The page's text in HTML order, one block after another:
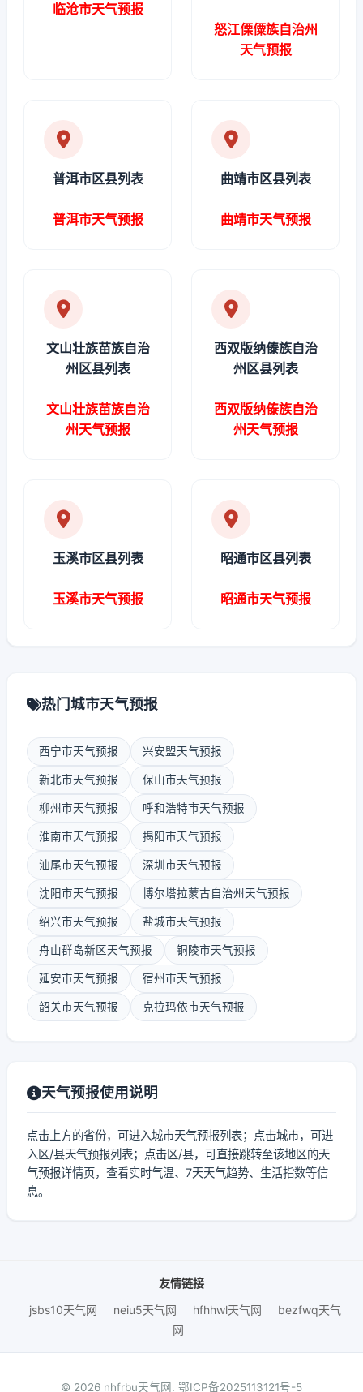
临沧市天气预报
怒江傈僳族自治州
天气预报
普洱市区县列表
普洱市天气预报
曲靖市区县列表
曲靖市天气预报
文山壮族苗族自治
州区县列表
文山壮族苗族自治
州天气预报
西双版纳傣族自治
州区县列表
西双版纳傣族自治
州天气预报
玉溪市区县列表
玉溪市天气预报
昭通市区县列表
昭通市天气预报
热门城市天气预报
西宁市天气预报 兴安盟天气预报
新北市天气预报 保山市天气预报
柳州市天气预报 呼和浩特市天气预报
淮南市天气预报 揭阳市天气预报
汕尾市天气预报 深圳市天气预报
沈阳市天气预报 博尔塔拉蒙古自治州天气预报
绍兴市天气预报 盐城市天气预报
舟山群岛新区天气预报 铜陵市天气预报
延安市天气预报 宿州市天气预报
韶关市天气预报 克拉玛依市天气预报
天气预报使用说明
点击上方的省份，可进入城市天气预报列表；点击城市，可进
入区/县天气预报列表；点击区/县，可直接跳转至该地区的天
气预报详情页，查看实时气温、7天天气趋势、生活指数等信
息。
友情链接
jsbs10天气网
neiu5天气网 hfhhwl天气网
bezfwq天气
网
© 2026 nhfrbu天气网. 鄂ICP备2025113121号-5